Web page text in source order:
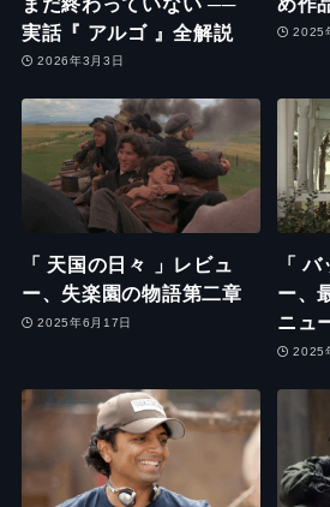
実話『 アルゴ 』全解説
2026年3月3日
2025
「 天国の日々 」レビュ
ー、失楽園の物語第二章
2025年6月17日
「
ー、
ニュ
2025